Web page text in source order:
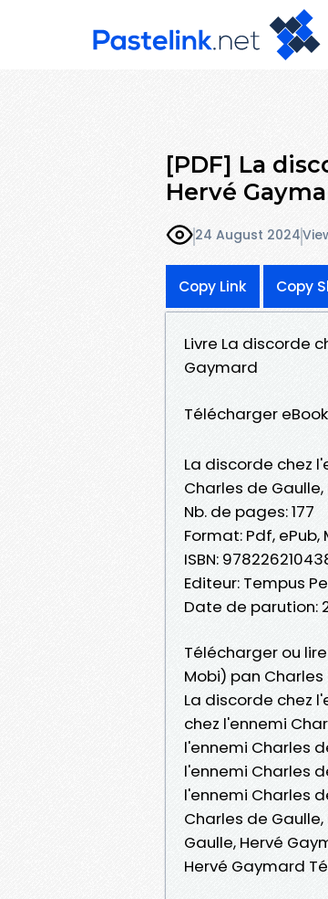
[PDF] La
Hervé
24 August 2024
Copy Link Copy
Livre La discorde
Gaymard
Télécharger
La discorde chez
Charles de
Nb. de pages: 177
Format: Pdf, ePub,
ISBN:
Editeur: Tempus
Date de parution:
Télécharger ou
Mobi) pan
La discorde chez
chez l'ennemi
l'ennemi Charles
l'ennemi Charles
l'ennemi Charles
Charles de
Gaulle, Hervé
Hervé Gaymard